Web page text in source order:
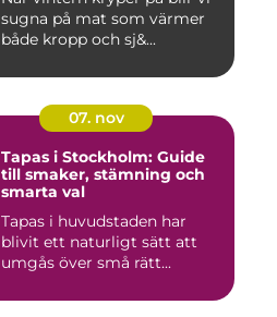
sugna på mat som värmer
både kropp och sj&...
07. nov
Tapas i Stockholm: Guide
till smaker, stämning och
smarta val
Tapas i huvudstaden har
blivit ett naturligt sätt att
umgås över små rätt...